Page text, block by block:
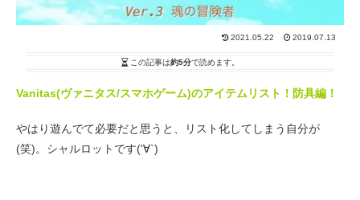
2021.05.22 2019.07.13
この記事は約5分で読めます。
Vanitas(ヴァニタス/スマホゲーム)のアイテムリスト！防具編！
やはり遊んでて必要だと思うと、リスト化してしまう自分が
(笑)。シャルロットです(‘∀`)